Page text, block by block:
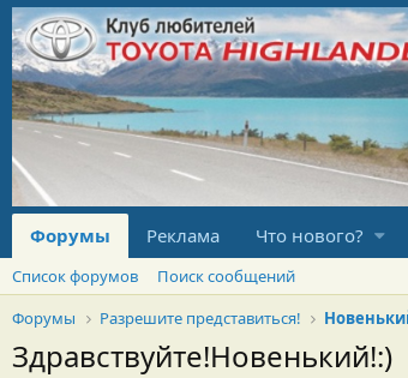
Форумы Реклама Что нового?
Список форумов
Поиск сообщений
Форумы
Разрешите представиться!
Здравствуйте!Новенький!:)